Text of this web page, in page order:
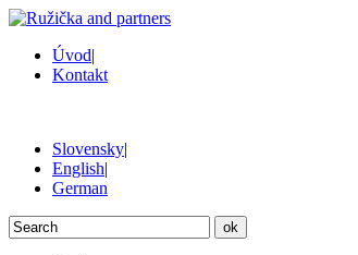
Úvod|
Kontakt
Slovensky|
English|
German
ok